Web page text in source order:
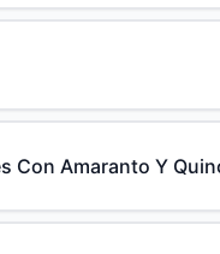
Con Amaranto Y